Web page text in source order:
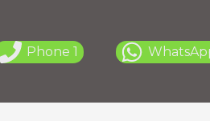
Phone 1